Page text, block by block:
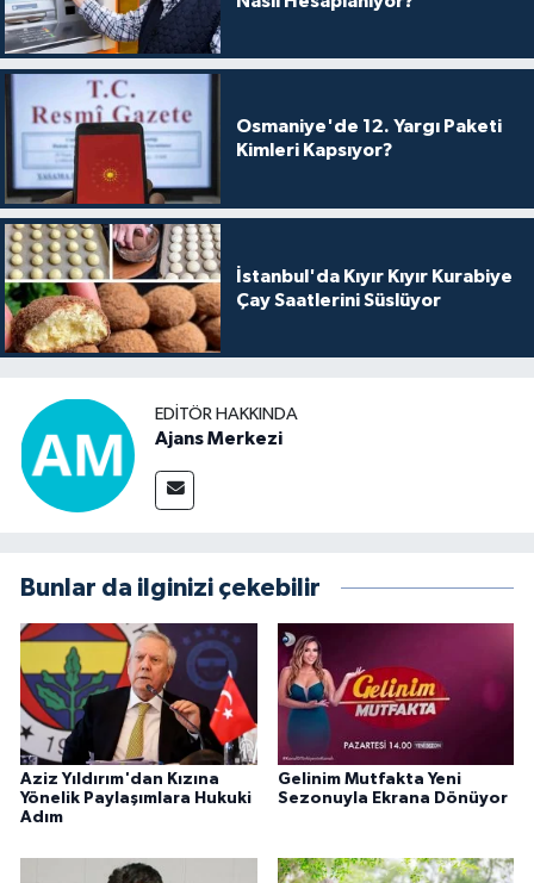
Osmaniye'de 12. Yargı Paketi
Kimleri Kapsıyor?
İstanbul'da Kıyır Kıyır Kurabiye
Çay Saatlerini Süslüyor
EDITÖR HAKKINDA
Ajans Merkezi
Bunlar da ilginizi çekebilir
Aziz Yıldırım'dan Kızına
Yönelik Paylaşımlara Hukuki
Adım
Gelinim Mutfakta Yeni
Sezonuyla Ekrana Dönüyor